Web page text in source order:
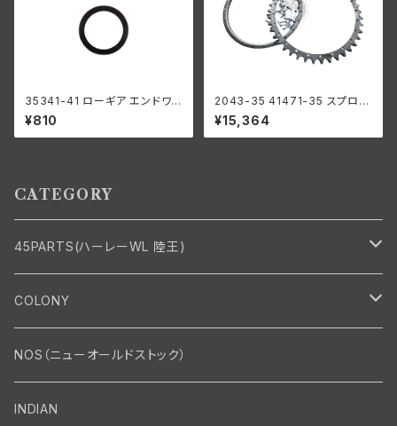
35341-41 ローギア エンドワッ
シャー1個
¥810
2043-35 41471-35 スプロケ
ット ダストリング / リベット ドラ
ム 41丁 ハーレー 1935-1952
年 RL WL 陸王
¥15,364
CATEGORY
45PARTS(ハーレーWL 陸王)
エンジン
エンジン・シリンダーヘッド
バルブ・タペット関係
マフラー・インテーク・キャブレター
マフラー関係
エレクトリカル
COLONY
Bolt・Nut
Nut
Front End・Rear End
NOS（ニューオールドストック）
INDIAN